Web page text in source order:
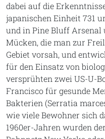
dabei auf die
japanischen Einheit 731
und in Pine Bluff
Mücken, die man zur
Gebiet vorsah, und
für den Einsatz von
versprühten zwei US-U-
Francisco für gesunde
Bakterien (Serratia
wie viele Bewohner sich
1960er-Jahren wurden